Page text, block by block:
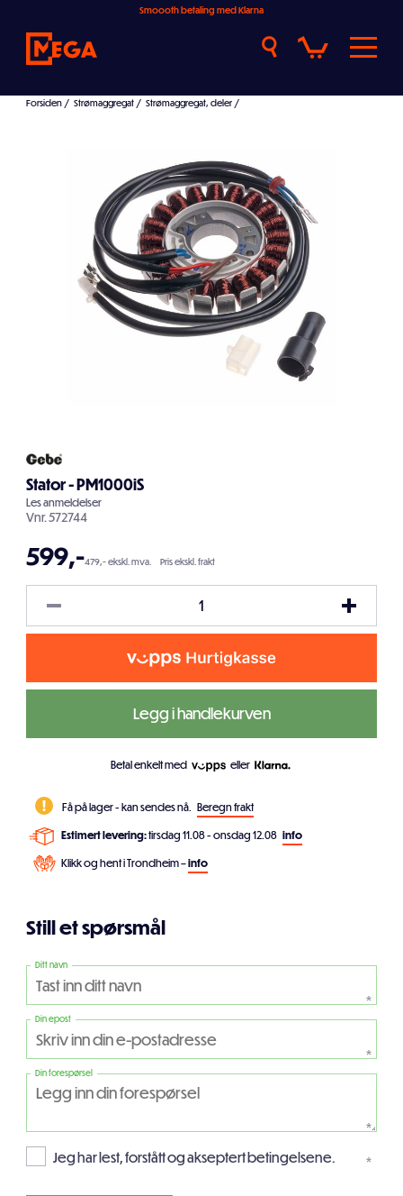
Smoooth betaling med Klarna
Forsiden / Strømaggregat / Strømaggregat, deler /
Stator - PM1000iS
Lesanmeldelser
Vnr.572744
599,-479,- ekskl. mva. Pris ekskl. frakt
Legg i handlekurven
Betal enkelt med eller
Få på lager - kan sendes nå. Beregn frakt
Estimert levering:tirsdag 11.08 - onsdag 12.08 info
Klikk og hent i Trondheim –info
Still et spørsmål
Ditt navn
*
Din epost
*
Din forespørsel
*
Jeg har lest, forstått og akseptert betingelsene. *